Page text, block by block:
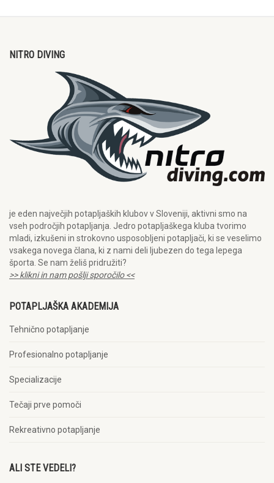
NITRO DIVING
je eden največjih potapljaških klubov v Sloveniji, aktivni smo na
vseh področjih potapljanja. Jedro potapljaškega kluba tvorimo
mladi, izkušeni in strokovno usposobljeni potapljači, ki se veselimo
vsakega novega člana, ki z nami deli ljubezen do tega lepega
športa. Se nam želiš pridružiti?
>> klikni in nam pošlji sporočilo <<
POTAPLJAŠKA AKADEMIJA
Tehnično potapljanje
Profesionalno potapljanje
Specializacije
Tečaji prve pomoči
Rekreativno potapljanje
ALI STE VEDELI?